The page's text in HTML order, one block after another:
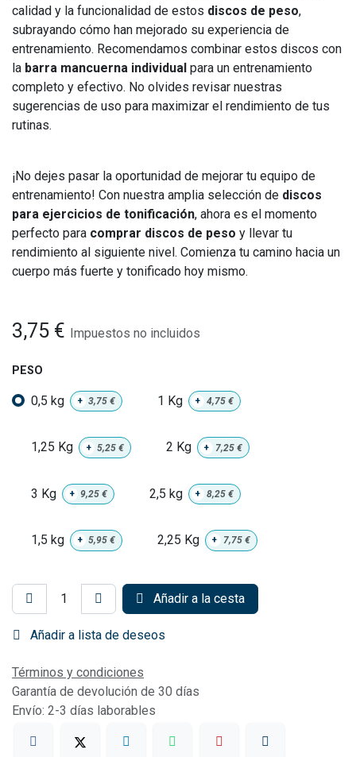
calidad y la funcionalidad de estos discos de peso,
subrayando cómo han mejorado su experiencia de
entrenamiento. Recomendamos combinar estos discos con
la barra mancuerna individual para un entrenamiento
completo y efectivo. No olvides revisar nuestras
sugerencias de uso para maximizar el rendimiento de tus
rutinas.
¡No dejes pasar la oportunidad de mejorar tu equipo de
entrenamiento! Con nuestra amplia selección de discos
para ejercicios de tonificación, ahora es el momento
perfecto para comprar discos de peso y llevar tu
rendimiento al siguiente nivel. Comienza tu camino hacia un
cuerpo más fuerte y tonificado hoy mismo.
3,75 € Impuestos no incluidos
PESO
0,5 kg + 3,75 € 1 Kg + 4,75€
1,25 Kg + 5,25 € 2 Kg + 7,25€
3 Kg + 9,25 € 2,5 kg + 8,25€
1,5 kg + 5,95 € 2,25 Kg + 7,75€
Añadir a la cesta
Añadir a lista de deseos
Términos y condiciones
Garantía de devolución de 30 días
Envío: 2-3 días laborables